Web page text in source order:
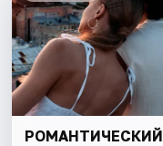
РОМАНТИЧЕСКИЙ